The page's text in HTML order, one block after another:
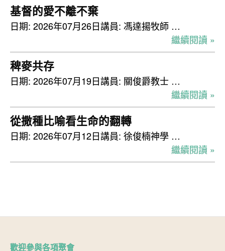
基督的愛不離不棄
日期: 2026年07月26日講員: 馮達揚牧師 …
繼續閱讀 »
稗麥共存
日期: 2026年07月19日講員: 關俊爵教士 …
繼續閱讀 »
從撒種比喻看生命的翻轉
日期: 2026年07月12日講員: 徐俊楠神學 …
繼續閱讀 »
歡迎參與各項聚會